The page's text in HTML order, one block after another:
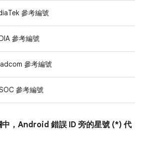
參考編號
參考編號
參考編號
參考編號
中，Android 錯誤 ID 旁的星號 (*) 代